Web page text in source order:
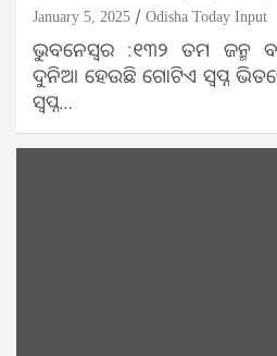
January 5, 2025 Odisha Today Input
ଭୁବନେସ୍ୱର :୧୩୨ ତମ ଜନ୍ମ
ଦୁନିଆ ହେଉଛି ଗୋଟିଏ ସ୍ୱପ୍ନ
ସ୍ୱପ୍ନ…